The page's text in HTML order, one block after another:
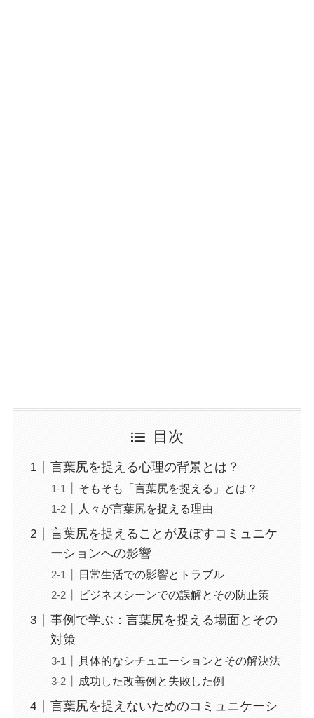
目次
言葉尻を捉える心理の背景とは？
そもそも「言葉尻を捉える」とは？
人々が言葉尻を捉える理由
言葉尻を捉えることが及ぼすコミュニケ
ーションへの影響
日常生活での影響とトラブル
ビジネスシーンでの誤解とその防止策
事例で学ぶ：言葉尻を捉える場面とその
対策
具体的なシチュエーションとその解決法
成功した改善例と失敗した例
言葉尻を捉えないためのコミュニケーシ